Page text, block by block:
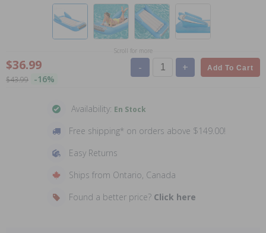
Scroll for more
$36.99
$43.99 -16%
- + Add To Cart
Availability: En Stock
Free shipping* on orders above $149.00!
Easy Returns
Ships from Ontario, Canada
Found a better price? Click here